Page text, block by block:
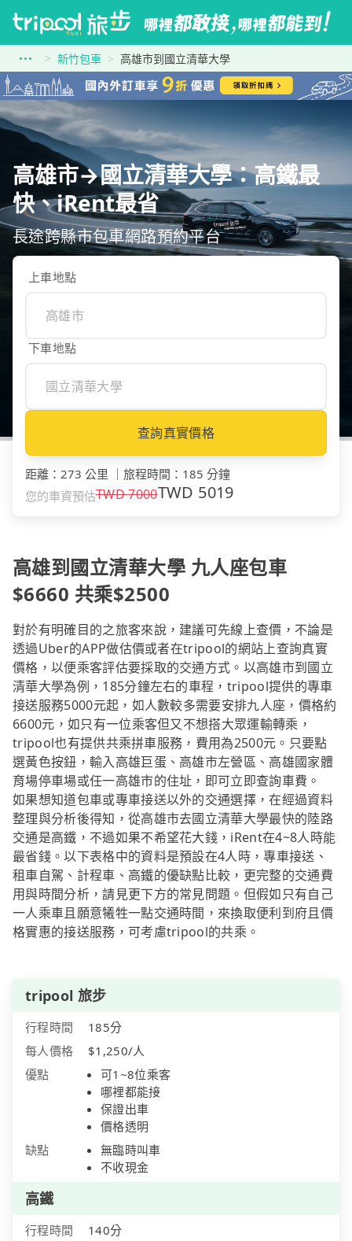
新竹包車 高雄市到國立清華大學
高雄市→國立清華大學：高鐵最
快、iRent最省
長途跨縣市包車網路預約平台
上車地點
下車地點
查詢真實價格
距離 ： 273 公里 旅程時間 ： 185 分鐘
您的車資預估TWD7000TWD 5019
高雄到國立清華大學 九人座包車
$6660 共乘$2500
對於有明確目的之旅客來說，建議可先線上查價，不論是
透過Uber的APP做估價或者在tripool的網站上查詢真實
價格，以便乘客評估要採取的交通方式。以高雄市到國立
清華大學為例，185分鐘左右的車程，tripool提供的專車
接送服務5000元起，如人數較多需要安排九人座，價格約
6600元，如只有一位乘客但又不想搭大眾運輸轉乘，
tripool也有提供共乘拼車服務，費用為2500元。只要點
選黃色按鈕，輸入高雄巨蛋、高雄市左營區、高雄國家體
育場停車場或任一高雄市的住址，即可立即查詢車費。
如果想知道包車或專車接送以外的交通選擇，在經過資料
整理與分析後得知，從高雄市去國立清華大學最快的陸路
交通是高鐵，不過如果不希望花大錢，iRent在4~8人時能
最省錢。以下表格中的資料是預設在4人時，專車接送、
租車自駕、計程車、高鐵的優缺點比較，更完整的交通費
用與時間分析，請見更下方的常見問題。但假如只有自己
一人乘車且願意犧牲一點交通時間，來換取便利到府且價
格實惠的接送服務，可考慮tripool的共乘。
tripool 旅步
行程時間
185分
每人價格
$1,250/人
優點
可1~8位乘客
哪裡都能接
保證出車
價格透明
缺點
無臨時叫車
不收現金
高鐵
行程時間
140分